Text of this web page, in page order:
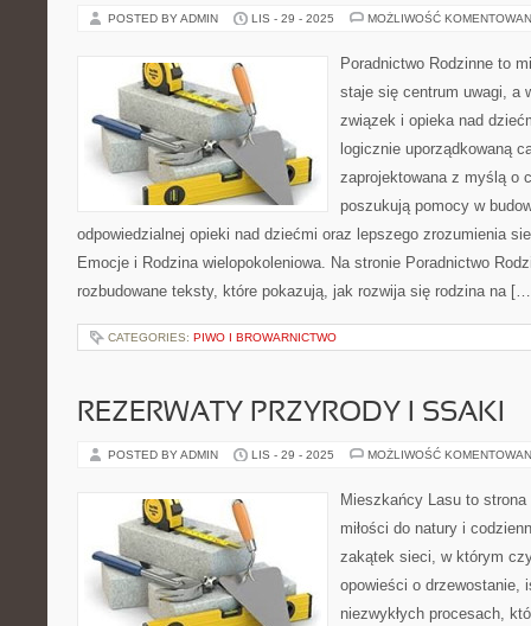
POSTED BY ADMIN LIS - 29 - 2025 MOŻLIWOŚĆ
Poradnictwo Rodzinne to
staje się centrum uwagi, a
związek i opieka nad
logicznie uporządkowaną
zaprojektowana z myślą o
poszukują pomocy w
odpowiedzialnej opieki nad dziećmi oraz lepszego zrozumienia
Emocje i Rodzina wielopokoleniowa. Na stronie Poradnictwo
rozbudowane teksty, które pokazują, jak rozwija się rodzina na
CATEGORIES: PIWO I BROWARNICTWO
REZERWATY PRZYRODY I SSAKI
POSTED BY ADMIN LIS - 29 - 2025 MOŻLIWOŚĆ
Mieszkańcy Lasu to
miłości do natury i
zakątek sieci, w którym
opowieści o drzewostanie,
niezwykłych procesach,